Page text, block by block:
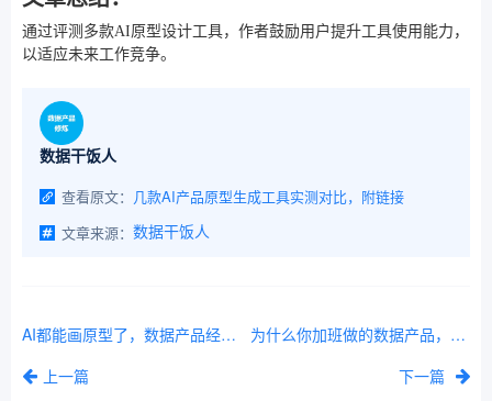
通过评测多款AI原型设计工具，作者鼓励用户提升工具使用能力，
以适应未来工作竞争。
数据干饭人
查看原文： 几款AI产品原型生成工具实测对比，附链接
文章来源： 数据干饭人
AI都能画原型了，数据产品经理该何去何从？
上一篇
为什么你加班做的数据产品，老板总是不满意
下一篇